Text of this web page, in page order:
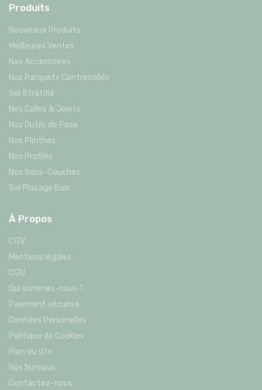
Produits
Nouveaux Produits
Meilleures Ventes
Nos Accessoires
Nos Parquets Contrecollés
Sol Stratifié
Nos Colles & Joints
Nos Outils de Pose
Nos Plinthes
Nos Profilés
Nos Sous-Couches
Sol Placage Bois
À Propos
CGV
Mentions légales
CGU
Qui sommes-nous ?
Paiement sécurisé
Données Personelles
Politique de Cookies
Plan du site
Nos bureaux
Contactez-nous